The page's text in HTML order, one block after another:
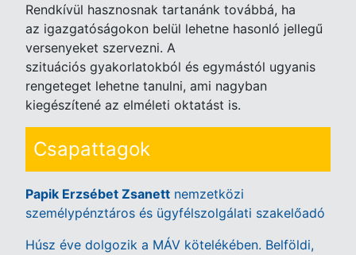
Rendkívül hasznosnak tartanánk továbbá, ha
az igazgatóságokon belül lehetne hasonló jellegű
versenyeket szervezni. A
szituációs gyakorlatokból és egymástól ugyanis
rengeteget lehetne tanulni, ami nagyban
kiegészítené az elméleti oktatást is.
Csapattagok
Papik Erzsébet Zsanett nemzetközi
személypénztáros és ügyfélszolgálati szakelőadó
Húsz éve dolgozik a MÁV kötelékében. Belföldi,